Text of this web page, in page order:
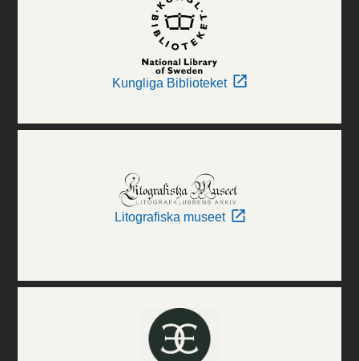
Kungliga Biblioteket
Litografiska museet